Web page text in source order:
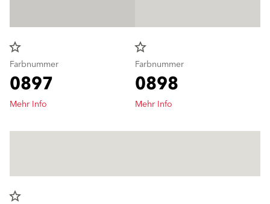
star_border
Farbnummer
0897
Mehr Info
star_border
Farbnummer
0898
Mehr Info
star_border